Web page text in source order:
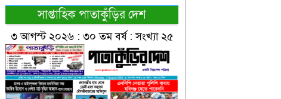
সাপ্তাহিক পাতাকুঁড়ির দেশ
৩ আগস্ট ২০২৬ : ৩০ তম বর্ষ : সংখ্যা ২৫